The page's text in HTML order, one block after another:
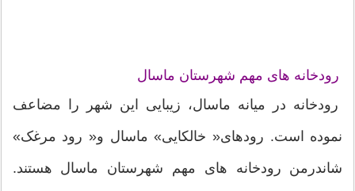
رودخانه های مهم شهرستان ماسال
رودخانه در میانه ماسال، زیبایی این شهر را مضاعف
نموده است. رودهای« خالکایی» ماسال و« رود مرغک»
شاندرمن رودخانه های مهم شهرستان ماسال هستند.